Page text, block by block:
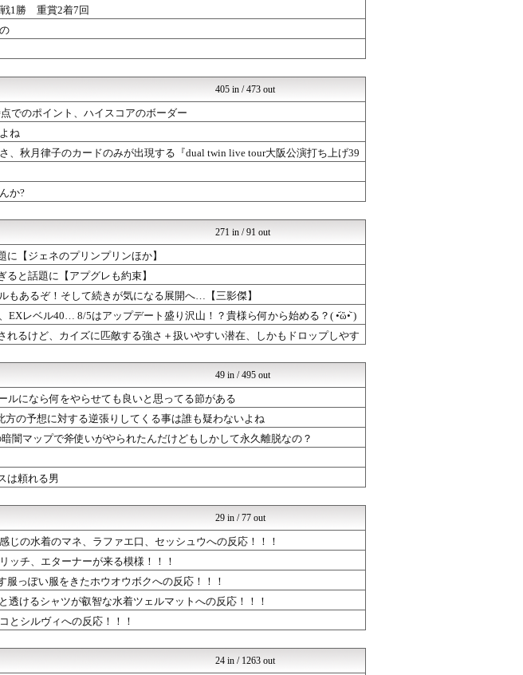
か
、ハイスコア...
ミリシタまとめ雑談
ヤーが疲れ、離れた可...
ゆるゲーマー遅報
？ねむカゴガブリアスや...
はガード・高火力・耐性を...
ドラゴンクエストウォークま...
7回
ウマ娘うまぴょい速報
る逆張りしてくる事は...
ウマツイちゃんねる
？？？
mutyunのゲーム+αブ...
ウマツイちゃんねる
げぇ速
てゲームができな...
たい
ゆるゲーマー遅報
使いがやられたんだけど...
けおけお速報
げぇ速
ウマ娘うまぴょい速報
あげません！～ウマ娘まとめ...
げぇ速
ウマツイちゃんねる
だと思う？
ゆるゲーマー遅報
られないドリームジャー...
あげません！～ウマ娘まとめ...
ょぶ大賞」篇
あげません！～ウマ娘まとめ...
れに気づいているブーケ
ウマツイちゃんねる
げぇ速
とめ】#shorts
あげません！～ウマ娘まとめ...
コラボ情報をお届けだ！
げぇ速
ゆるゲーマー遅報
まどドラまとめ速報 魔法少...
他ウマ娘・競馬小ネタま...
ウマ娘うまぴょい速報
これは期待できるな！(...
ルフレch. - ファイア...
易度とメリットを議論
ドラゴンクエストウォークま...
集め・零式報酬・豪鬼運用...
【モンハンワイルズ】モンス...
ゆるゲーマー遅報
ある
ウマ娘うまぴょい速報
なくなった。本当にイラ...
ゆるゲーマー遅報
戦1勝 重賞2着7回
405 in / 473 out
でのポイント、ハイスコアのボーダー
ね
、秋月律子のカードのみが出現する『dual twin live tour大阪公演打ち上げ39
ット登場!!
か?
271 in / 91 out
に【ジェネのプリンプリンほか】
ると話題に【アプグレも約束】
もあるぞ！そして続きが気になる展開へ…【三影傑】
EXレベル40… 8/5はアップデート盛り沢山！？貴様ら何から始める？( •᷄ὤ•᷅ )
れるけど、カイズに匹敵する強さ＋扱いやすい潜在、しかもドロップしやす
49 in / 495 out
ルになら何をやらせても良いと思ってる節がある
方の予想に対する逆張りしてくる事は誰も疑わないよね
闇マップで斧使いがやられたんだけどもしかして永久離脱なの？
は頼れる男
29 in / 77 out
じの水着のマネ、ラファエ口、セッシュウへの反応！！！
ッチ、エターナーが来る模様！！！
っぽい服をきたホウオウボクへの反応！！！
透けるシャツが叡智な水着ツェルマットへの反応！！！
とシルヴィへの反応！！！
24 in / 1263 out